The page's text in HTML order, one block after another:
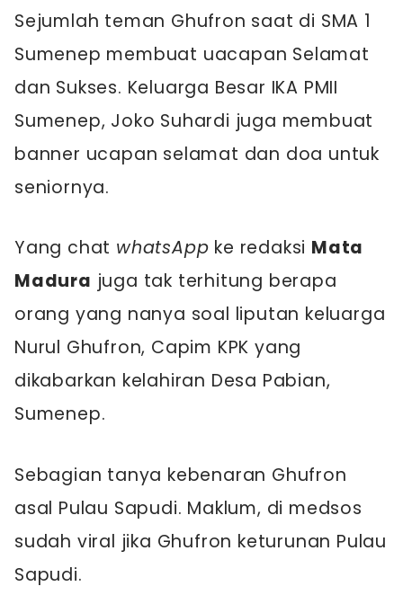
Sejumlah teman Ghufron saat di SMA 1
Sumenep membuat uacapan Selamat
dan Sukses. Keluarga Besar IKA PMII
Sumenep, Joko Suhardi juga membuat
banner ucapan selamat dan doa untuk
seniornya.
Yang chat whatsApp ke redaksi Mata
Madura juga tak terhitung berapa
orang yang nanya soal liputan keluarga
Nurul Ghufron, Capim KPK yang
dikabarkan kelahiran Desa Pabian,
Sumenep.
Sebagian tanya kebenaran Ghufron
asal Pulau Sapudi. Maklum, di medsos
sudah viral jika Ghufron keturunan Pulau
Sapudi.